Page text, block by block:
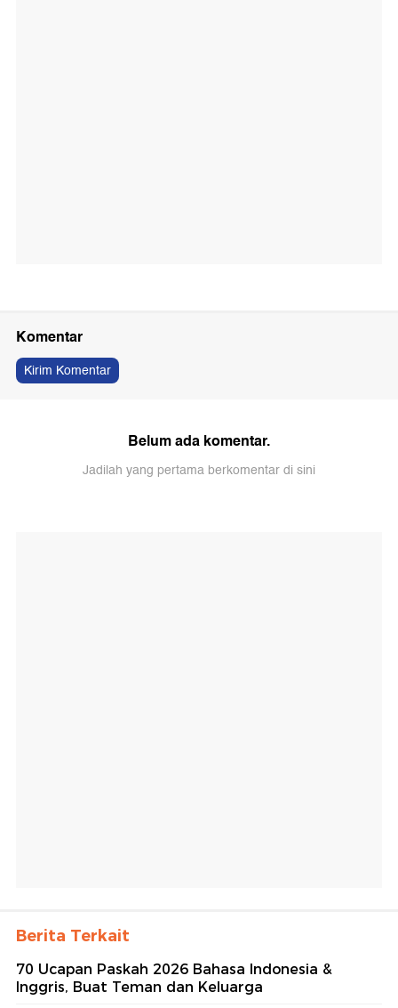
Komentar
Kirim Komentar
Belum ada komentar.
Jadilah yang pertama berkomentar di sini
Berita Terkait
70 Ucapan Paskah 2026 Bahasa Indonesia &
Inggris, Buat Teman dan Keluarga